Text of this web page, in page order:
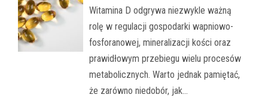
Witamina D odgrywa niezwykle ważną
rolę w regulacji gospodarki wapniowo-
fosforanowej, mineralizacji kości oraz
prawidłowym przebiegu wielu procesów
metabolicznych. Warto jednak pamiętać,
że zarówno niedobór, jak…